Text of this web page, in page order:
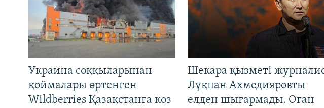
Украина соққыларынан
қоймалары өртенген
Wildberries Қазақстанға көз
Шекара қызметі
Лұқпан Ахмедияровты
елден шығармады. Оған